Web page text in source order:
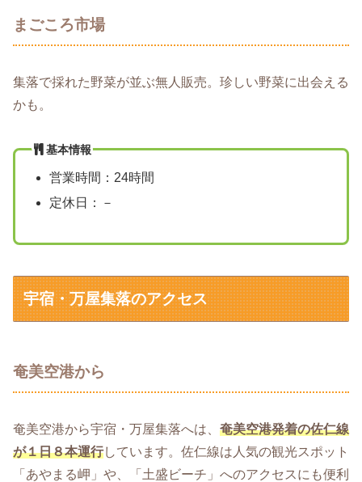
まごころ市場
集落で採れた野菜が並ぶ無人販売。珍しい野菜に出会える
かも。
基本情報
営業時間：24時間
定休日：－
宇宿・万屋集落のアクセス
奄美空港から
奄美空港から宇宿・万屋集落へは、 奄美空港発着の佐仁線
が１日８本運行しています。佐仁線は人気の観光スポット
「あやまる岬」や、「土盛ビーチ」へのアクセスにも便利